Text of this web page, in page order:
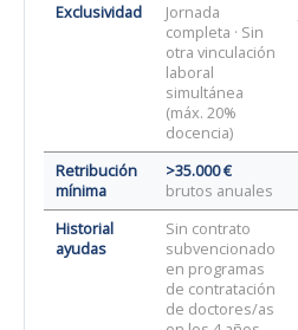
Exclusividad
Jornada
completa · Sin
otra vinculación
laboral
simultánea
(máx. 20%
docencia)
Retribución
mínima
>35.000 €
brutos anuales
Historial
ayudas
Sin contrato
subvencionado
en programas
de contratación
de doctores/as